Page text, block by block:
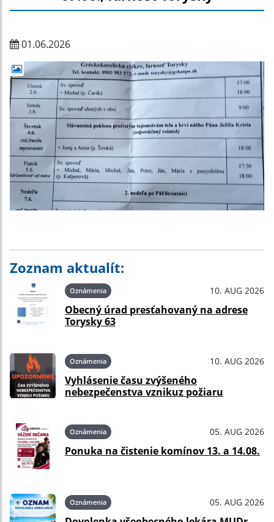
01.06.2026
Zoznam aktualít:
Oznámenia 10. AUG 2026
Obecný úrad presťahovaný na adrese
Torysky 63
Oznámenia 10. AUG 2026
Vyhlásenie času zvýšeného
nebezpečenstva vznikuz požiaru
Oznámenia 05. AUG 2026
Ponuka na čistenie komínov 13. a 14.08.
Oznámenia 05. AUG 2026